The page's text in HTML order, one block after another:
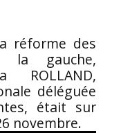
réforme des
la gauche,
ROLLAND,
déléguée
était sur
novembre.